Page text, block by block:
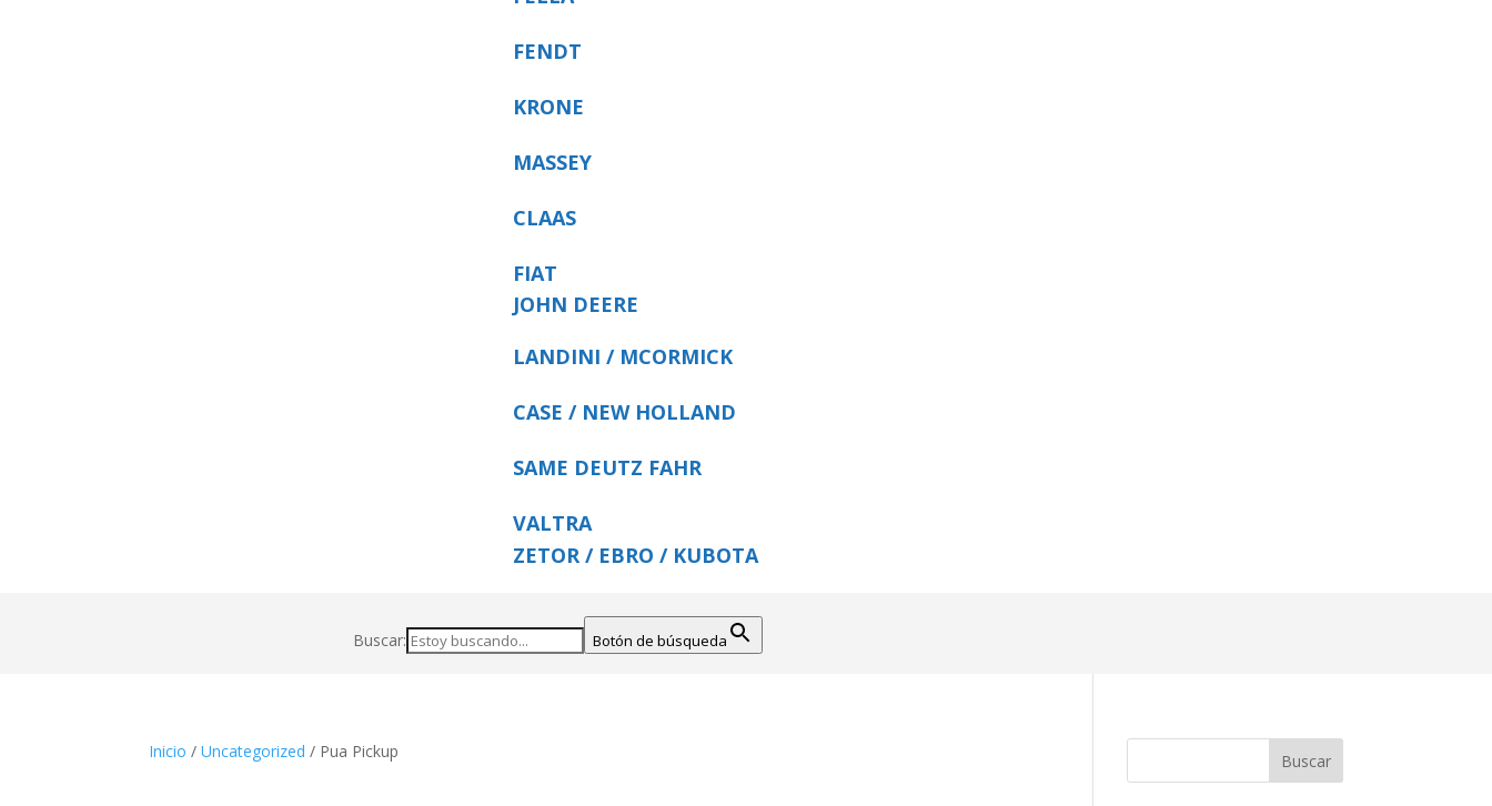
FENDT
KRONE
MASSEY
CLAAS
FIAT
JOHN DEERE
LANDINI / MCORMICK
CASE / NEW HOLLAND
SAME DEUTZ FAHR
VALTRA
ZETOR / EBRO / KUBOTA
Buscar: Botón de búsqueda
Inicio /Uncategorized / Pua Pickup